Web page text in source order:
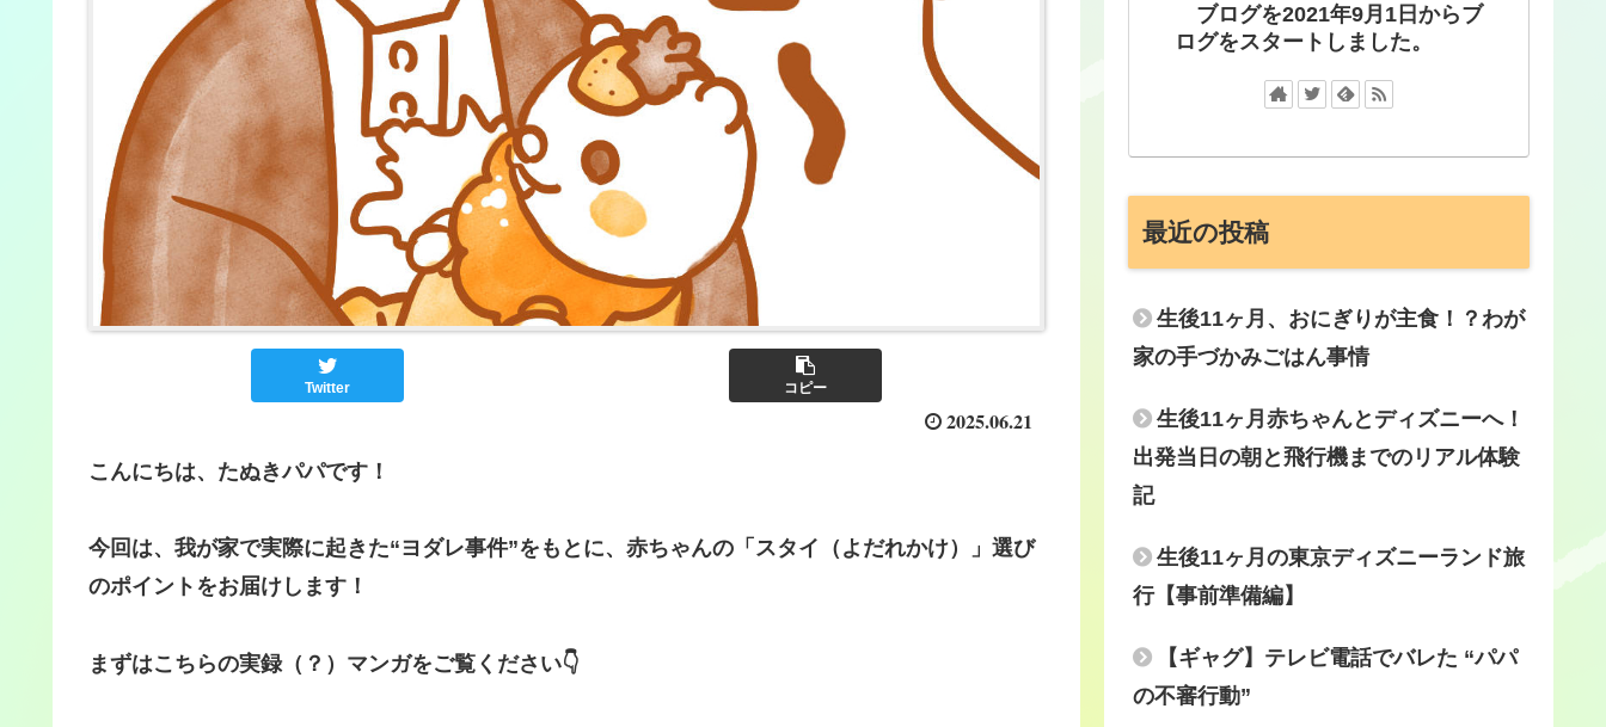
Twitter コピー
2025.06.21
こんにちは、たぬきパパです！
今回は、我が家で実際に起きた“ヨダレ事件”をもとに、赤ちゃんの「スタイ（よだれかけ）」選び
のポイントをお届けします！
まずはこちらの実録（？）マンガをご覧ください👇
ブログを2021年9月1日からブ
ログをスタートしました。
最近の投稿
生後11ヶ月、おにぎりが主食！？わが
家の手づかみごはん事情
生後11ヶ月赤ちゃんとディズニーへ！
出発当日の朝と飛行機までのリアル体験
記
生後11ヶ月の東京ディズニーランド旅
行【事前準備編】
【ギャグ】テレビ電話でバレた “パパ
の不審行動”